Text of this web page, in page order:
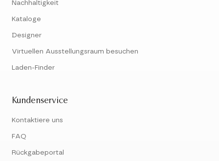
Nachhaltigkeit
Kataloge
Designer
Virtuellen Ausstellungsraum besuchen
Laden-Finder
Kundenservice
Kontaktiere uns
FAQ
Rückgabeportal